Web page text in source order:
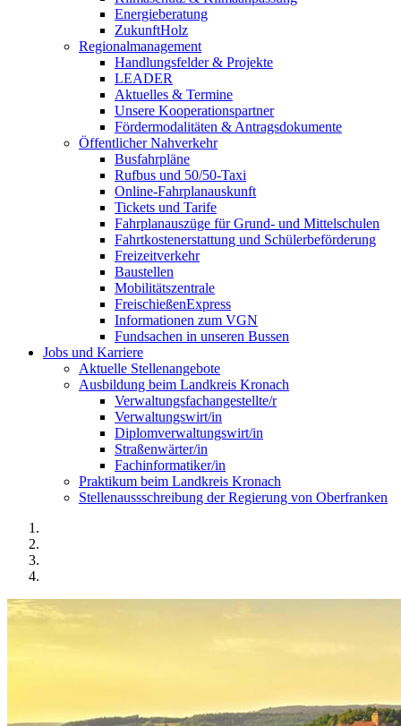
Energieberatung
ZukunftHolz
Regionalmanagement
Handlungsfelder & Projekte
LEADER
Aktuelles & Termine
Unsere Kooperationspartner
Fördermodalitäten & Antragsdokumente
Öffentlicher Nahverkehr
Busfahrpläne
Rufbus und 50/50-Taxi
Online-Fahrplanauskunft
Tickets und Tarife
Fahrplanauszüge für Grund- und Mittelschulen
Fahrtkostenerstattung und Schülerbeförderung
Freizeitverkehr
Baustellen
Mobilitätszentrale
FreischießenExpress
Informationen zum VGN
Fundsachen in unseren Bussen
Jobs und Karriere
Aktuelle Stellenangebote
Ausbildung beim Landkreis Kronach
Verwaltungsfachangestellte/r
Verwaltungswirt/in
Diplomverwaltungswirt/in
Straßenwärter/in
Fachinformatiker/in
Praktikum beim Landkreis Kronach
Stellenaussschreibung der Regierung von Oberfranken